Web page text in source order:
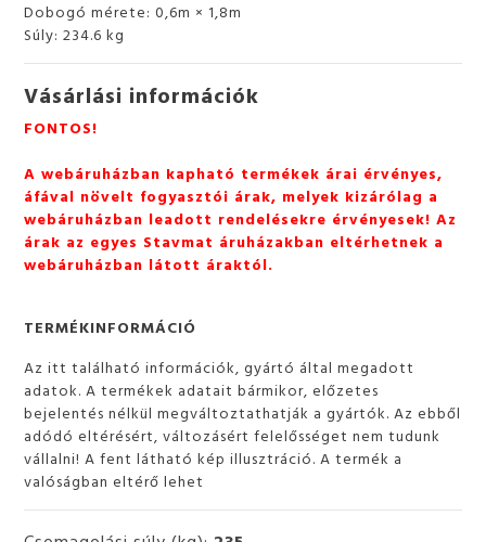
Dobogó mérete: 0,6m × 1,8m
Súly: 234.6 kg
Vásárlási információk
FONTOS!
A webáruházban kapható termékek árai érvényes,
áfával növelt fogyasztói árak, melyek kizárólag a
webáruházban leadott rendelésekre érvényesek! Az
árak az egyes Stavmat áruházakban eltérhetnek a
webáruházban látott áraktól.
TERMÉKINFORMÁCIÓ
Az itt található információk, gyártó által megadott
adatok. A termékek adatait bármikor, előzetes
bejelentés nélkül megváltoztathatják a gyártók. Az ebből
adódó eltérésért, változásért felelősséget nem tudunk
vállalni! A fent látható kép illusztráció. A termék a
valóságban eltérő lehet